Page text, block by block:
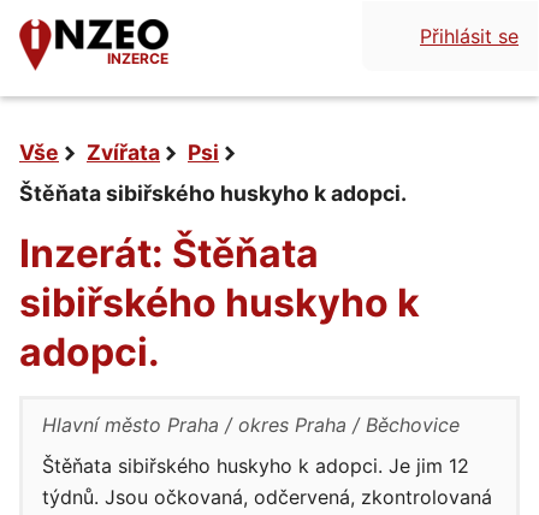
INZERCE
Přihlásit se
Vše Zvířata
Psi
Štěňata sibiřského huskyho k adopci.
Inzerát: Štěňata
sibiřského huskyho k
adopci.
Hlavní město Praha okres Praha
Běchovice
Štěňata sibiřského huskyho k adopci. Je jim 12
týdnů. Jsou očkovaná, odčervená, zkontrolovaná